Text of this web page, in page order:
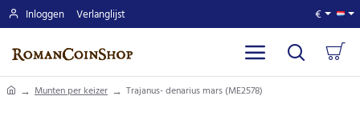
Inloggen Verlanglijst €
homeMunten per keizer Trajanus- denarius mars (ME2578)